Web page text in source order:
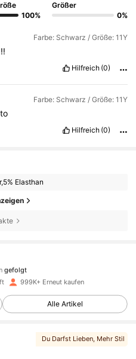
100%
Größer
0%
Farbe: Schwarz / Größe: 11Y
Hilfreich (0)
Farbe: Schwarz / Größe: 11Y
Hilfreich (0)
Elasthan
gefolgt
999K+ Erneut kaufen
Alle Artikel
Du Darfst Lieben, Mehr Stil